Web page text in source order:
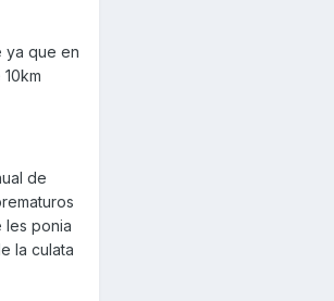
ya que en
de
les ponia
la culata